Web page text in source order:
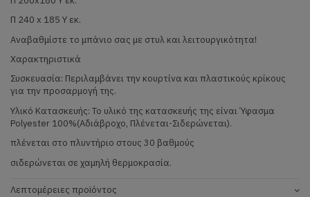
Π 240 x 185 Υ εκ.
Αναβαθμίστε το μπάνιο σας με στυλ και λειτουργικότητα!
Χαρακτηριστικά
Συσκευασία: Περιλαμβάνει την κουρτίνα και πλαστικούς κρίκους
για την προσαρμογή της.
Υλικό Κατασκευής: Το υλικό της κατασκευής της είναι Ύφασμα
Polyester 100%(Αδιάβροχο, Πλένεται-Σιδερώνεται).
πλένεται στο πλυντήριο στους 30 βαθμούς
σιδερώνεται σε χαμηλή θερμοκρασία.
Λεπτομέρειες προϊόντος